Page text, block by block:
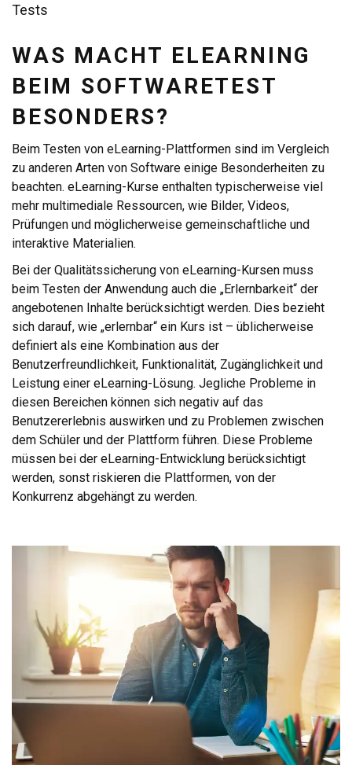
Tests
WAS MACHT ELEARNING
BEIM SOFTWARETEST
BESONDERS?
Beim Testen von eLearning-Plattformen sind im Vergleich
zu anderen Arten von Software einige Besonderheiten zu
beachten. eLearning-Kurse enthalten typischerweise viel
mehr multimediale Ressourcen, wie Bilder, Videos,
Prüfungen und möglicherweise gemeinschaftliche und
interaktive Materialien.
Bei der Qualitätssicherung von eLearning-Kursen muss
beim Testen der Anwendung auch die „Erlernbarkeit“ der
angebotenen Inhalte berücksichtigt werden. Dies bezieht
sich darauf, wie „erlernbar“ ein Kurs ist – üblicherweise
definiert als eine Kombination aus der
Benutzerfreundlichkeit, Funktionalität, Zugänglichkeit und
Leistung einer eLearning-Lösung. Jegliche Probleme in
diesen Bereichen können sich negativ auf das
Benutzererlebnis auswirken und zu Problemen zwischen
dem Schüler und der Plattform führen. Diese Probleme
müssen bei der eLearning-Entwicklung berücksichtigt
werden, sonst riskieren die Plattformen, von der
Konkurrenz abgehängt zu werden.